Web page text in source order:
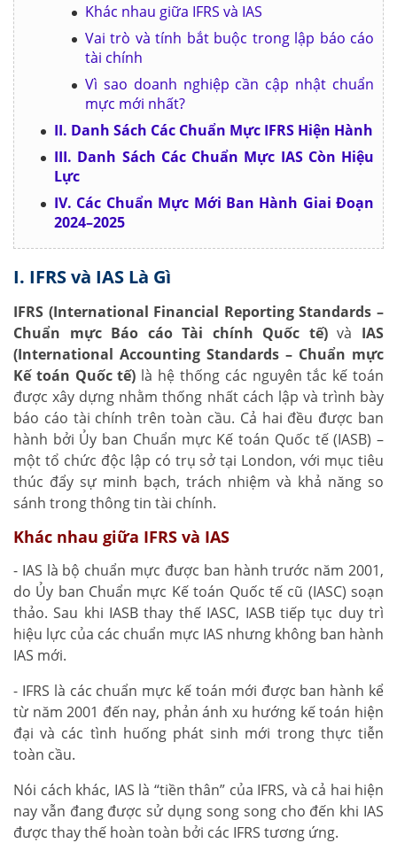
Khác nhau giữa IFRS và IAS
Vai trò và tính bắt buộc trong lập báo cáo
tài chính
Vì sao doanh nghiệp cần cập nhật chuẩn
mực mới nhất?
II. Danh Sách Các Chuẩn Mực IFRS Hiện Hành
III. Danh Sách Các Chuẩn Mực IAS Còn Hiệu
Lực
IV. Các Chuẩn Mực Mới Ban Hành Giai Đoạn
2024–2025
I. IFRS và IAS Là Gì
IFRS (International Financial Reporting Standards –
Chuẩn mực Báo cáo Tài chính Quốc tế)và IAS
(International Accounting Standards – Chuẩn mực
Kế toán Quốc tế) là hệ thống các nguyên tắc kế toán
được xây dựng nhằm thống nhất cách lập và trình bày
báo cáo tài chính trên toàn cầu. Cả hai đều được ban
hành bởi Ủy ban Chuẩn mực Kế toán Quốc tế (IASB) –
một tổ chức độc lập có trụ sở tại London, với mục tiêu
thúc đẩy sự minh bạch, trách nhiệm và khả năng so
sánh trong thông tin tài chính.
Khác nhau giữa IFRS và IAS
- IAS là bộ chuẩn mực được ban hành trước năm 2001,
do Ủy ban Chuẩn mực Kế toán Quốc tế cũ (IASC) soạn
thảo. Sau khi IASB thay thế IASC, IASB tiếp tục duy trì
hiệu lực của các chuẩn mực IAS nhưng không ban hành
IAS mới.
- IFRS là các chuẩn mực kế toán mới được ban hành kể
từ năm 2001 đến nay, phản ánh xu hướng kế toán hiện
đại và các tình huống phát sinh mới trong thực tiễn
toàn cầu.
Nói cách khác, IAS là “tiền thân” của IFRS, và cả hai hiện
nay vẫn đang được sử dụng song song cho đến khi IAS
được thay thế hoàn toàn bởi các IFRS tương ứng.